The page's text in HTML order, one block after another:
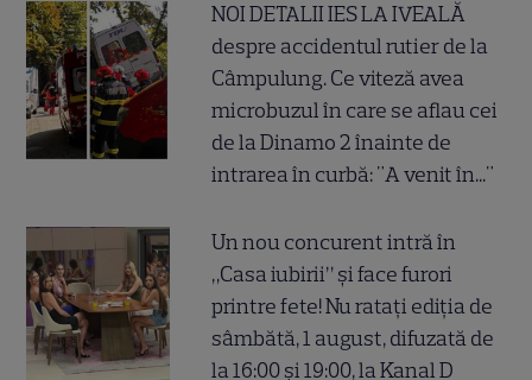
NOI DETALII IES LA IVEALĂ
despre accidentul rutier de la
Câmpulung. Ce viteză avea
microbuzul în care se aflau cei
de la Dinamo 2 înainte de
intrarea în curbă: "A venit în..."
Un nou concurent intră în
„Casa iubirii” și face furori
printre fete! Nu ratați ediția de
sâmbătă, 1 august, difuzată de
la 16:00 și 19:00, la Kanal D